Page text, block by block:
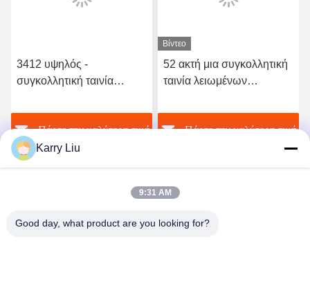
3412 υψηλός -
συγκολλητική ταινία
ποιοτικού ελαστική
πολυουρεθάνιου καυτή
Πάρτε την καλύτερη τιμή
Βίντεο
52 ακτή μια συγκολλητική
ταινία λειωμένων
TPU καυτή για το άνευ
ραφής εσώρουχο
Πάρτε την καλύτερη τιμή
Shenzhen Tunsing Plastic Products Co., Ltd.
Karry Liu
9:31 AM
Good day, what product are you looking for?